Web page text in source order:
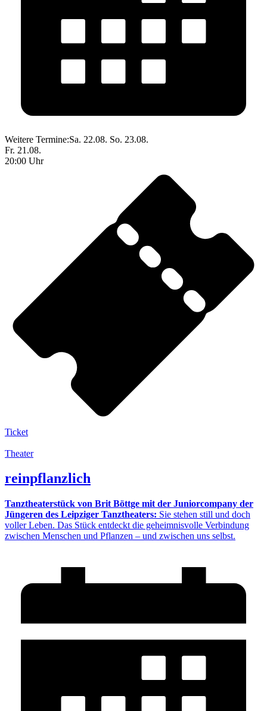
Weitere Termine:Sa. 22.08. So. 23.08.
Fr. 21.08.
20:00 Uhr
Ticket
Theater
reinpflanzlich
Tanztheaterstück von Brit Böttge mit der Juniorcompany der
Jüngeren des Leipziger Tanztheaters: Sie stehen still und doch
voller Leben. Das Stück entdeckt die geheimnisvolle Verbindung
zwischen Menschen und Pflanzen – und zwischen uns selbst.